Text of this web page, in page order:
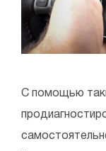
С помощью